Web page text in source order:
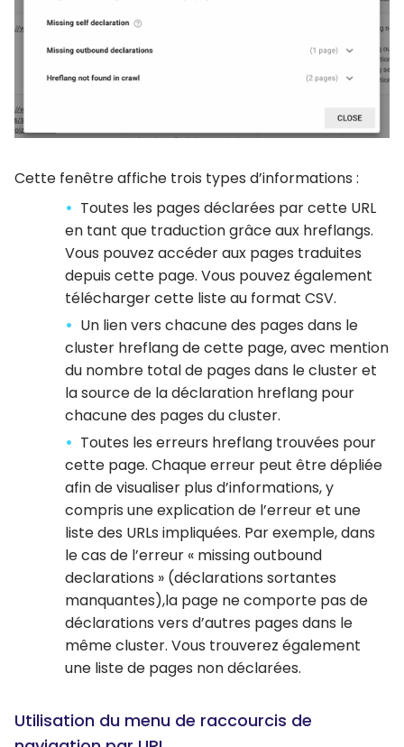
Cette fenêtre affiche trois types d’informations :
Toutes les pages déclarées par cette URL
en tant que traduction grâce aux hreflangs.
Vous pouvez accéder aux pages traduites
depuis cette page. Vous pouvez également
télécharger cette liste au format CSV.
Un lien vers chacune des pages dans le
cluster hreflang de cette page, avec mention
du nombre total de pages dans le cluster et
la source de la déclaration hreflang pour
chacune des pages du cluster.
Toutes les erreurs hreflang trouvées pour
cette page. Chaque erreur peut être dépliée
afin de visualiser plus d’informations, y
compris une explication de l’erreur et une
liste des URLs impliquées. Par exemple, dans
le cas de l’erreur « missing outbound
declarations » (déclarations sortantes
manquantes),la page ne comporte pas de
déclarations vers d’autres pages dans le
même cluster. Vous trouverez également
une liste de pages non déclarées.
Utilisation du menu de raccourcis de